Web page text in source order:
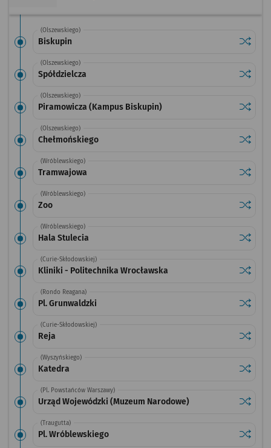
(Olszewskiego)
Biskupin
(Olszewskiego)
Spółdzielcza
(Olszewskiego)
Piramowicza (Kampus Biskupin)
(Olszewskiego)
Chełmońskiego
(Wróblewskiego)
Tramwajowa
(Wróblewskiego)
Zoo
(Wróblewskiego)
Hala Stulecia
(Curie-Skłodowskiej)
Kliniki - Politechnika Wrocławska
(Rondo Reagana)
Pl. Grunwaldzki
(Curie-Skłodowskiej)
Reja
(Wyszyńskiego)
Katedra
(Pl. Powstańców Warszawy)
Urząd Wojewódzki (Muzeum Narodowe)
(Traugutta)
Pl. Wróblewskiego